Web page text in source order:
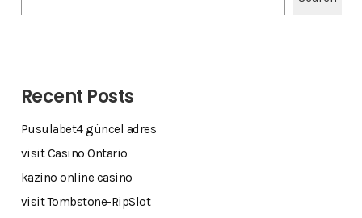
Recent Posts
Pusulabet4 güncel adres
visit Casino Ontario
kazino online casino
visit Tombstone-RipSlot